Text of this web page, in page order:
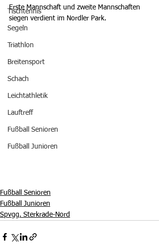
Tischtennis
Segeln
Triathlon
Breitensport
Schach
Leichtathletik
Lauftreff
Fußball Senioren
Fußball Junioren
Erste Mannschaft und zweite Mannschaften
siegen verdient im Nordler Park.
Fußball Senioren
Fußball Junioren
Spvgg. Sterkrade-Nord